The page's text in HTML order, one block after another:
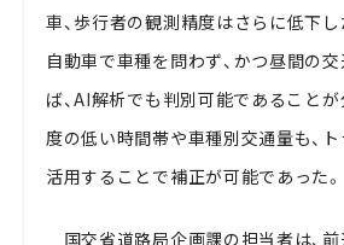
車、歩行者の観測精度はさらに低下し
自動車で車種を問わず、かつ昼間の
ば、AI解析でも判別可能であることが
度の低い時間帯や車種別交通量も、
活用することで補正が可能であった。
国交省道路局企画課の担当者は、